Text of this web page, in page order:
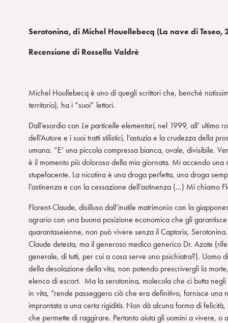
Serotonina, di Michel Houellebecq (La nave di Teseo,
Recensione di Rossella Valdrè
Michel Houllebecq è uno di quegli scrittori che, benché
territorio), ha i “suoi” lettori.
Dall’esordio con Le particelle elementari, nel 1999, all’ ultimo
dell’Autore e i suoi tratti stilistici, l’astuzia e la crudezza della
umana. “E’ una piccola compressa bianca, ovale, divisibile.
è il momento più doloroso della mia giornata. Mi accendo
stupefacente. La nicotina è una droga perfetta, una droga
l’astinenza e con la cessazione dell’astinenza (…) Mi chiamo
Florent-Claude, disilluso dall’inutile matrimonio con la
agrario con una buona posizione economica che gli
quarantaseienne, non può vivere senza il Captorix,
Claude detesta, ma il generoso medico generico Dr. Azote
generale, di tutti, per cui a cosa serve uno psichiatra?).
della desolazione della vita, non potendo prescrivergli la
elenco di escort. Ma la serotonina, molecola che ci butta
in vita, “rende passeggero ciò che era definitivo, fornisce
improntata a una certa rigidità. Non dà alcuna forma di
che permette di raggirare. Pertanto aiuta gli uomini a vivere,